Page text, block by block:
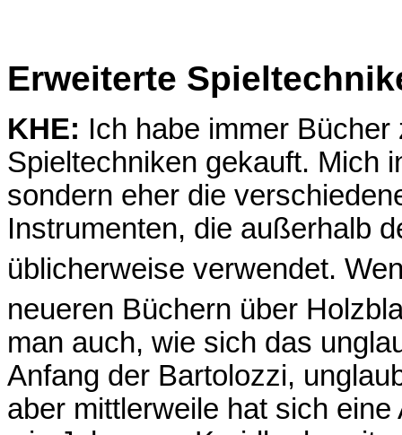
Erweiterte
KHE: Ich habe immer
Spieltechniken gekauft. Mich
sondern eher die
Instrumenten, die außerhalb
üblicherweise verwendet.
neueren Büchern über
man auch, wie sich das
Anfang der Bartolozzi,
aber mittlerweile hat sich